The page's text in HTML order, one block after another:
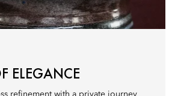
ELEGANCE
refinement with a private journey